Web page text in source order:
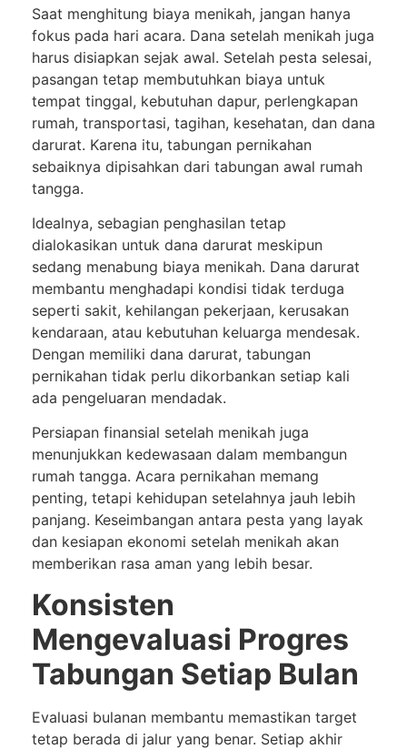
Saat menghitung biaya menikah, jangan hanya
fokus pada hari acara. Dana setelah menikah juga
harus disiapkan sejak awal. Setelah pesta selesai,
pasangan tetap membutuhkan biaya untuk
tempat tinggal, kebutuhan dapur, perlengkapan
rumah, transportasi, tagihan, kesehatan, dan dana
darurat. Karena itu, tabungan pernikahan
sebaiknya dipisahkan dari tabungan awal rumah
tangga.
Idealnya, sebagian penghasilan tetap
dialokasikan untuk dana darurat meskipun
sedang menabung biaya menikah. Dana darurat
membantu menghadapi kondisi tidak terduga
seperti sakit, kehilangan pekerjaan, kerusakan
kendaraan, atau kebutuhan keluarga mendesak.
Dengan memiliki dana darurat, tabungan
pernikahan tidak perlu dikorbankan setiap kali
ada pengeluaran mendadak.
Persiapan finansial setelah menikah juga
menunjukkan kedewasaan dalam membangun
rumah tangga. Acara pernikahan memang
penting, tetapi kehidupan setelahnya jauh lebih
panjang. Keseimbangan antara pesta yang layak
dan kesiapan ekonomi setelah menikah akan
memberikan rasa aman yang lebih besar.
Konsisten
Mengevaluasi Progres
Tabungan Setiap Bulan
Evaluasi bulanan membantu memastikan target
tetap berada di jalur yang benar. Setiap akhir